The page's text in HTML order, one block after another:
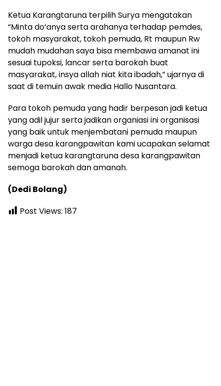
Ketua Karangtaruna terpilih Surya mengatakan
“Minta do’anya serta arahanya terhadap pemdes,
tokoh masyarakat, tokoh pemuda, Rt maupun Rw
mudah mudahan saya bisa membawa amanat ini
sesuai tupoksi, lancar serta barokah buat
masyarakat, insya allah niat kita ibadah,” ujarnya di
saat di temuin awak media Hallo Nusantara.
Para tokoh pemuda yang hadir berpesan jadi ketua
yang adil jujur serta jadikan organiasi ini organisasi
yang baik untuk menjembatani pemuda maupun
warga desa karangpawitan kami ucapakan selamat
menjadi ketua karangtaruna desa karangpawitan
semoga barokah dan amanah.
(Dedi Bolang)
Post Views: 187